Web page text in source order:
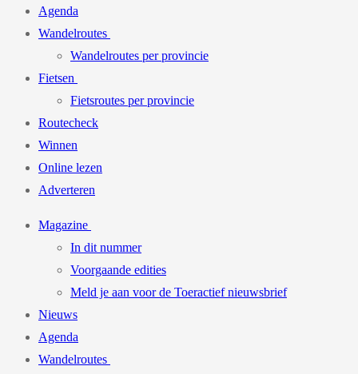
Agenda
Wandelroutes
Wandelroutes per provincie
Fietsen
Fietsroutes per provincie
Routecheck
Winnen
Online lezen
Adverteren
Magazine
In dit nummer
Voorgaande edities
Meld je aan voor de Toeractief nieuwsbrief
Nieuws
Agenda
Wandelroutes